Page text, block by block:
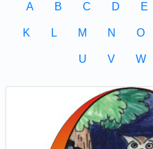
A B C D E
K L M N O
U V W